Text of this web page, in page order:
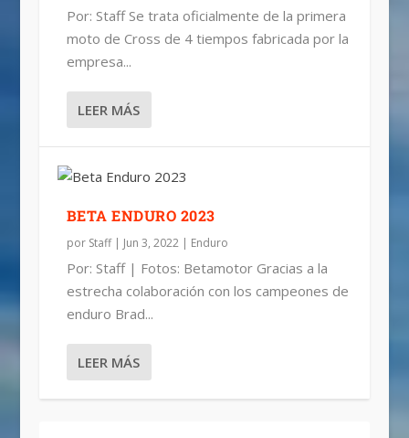
Por: Staff Se trata oficialmente de la primera
moto de Cross de 4 tiempos fabricada por la
empresa...
LEER MÁS
BETA ENDURO 2023
por Staff| Jun 3, 2022| Enduro
Por: Staff | Fotos: Betamotor Gracias a la
estrecha colaboración con los campeones de
enduro Brad...
LEER MÁS